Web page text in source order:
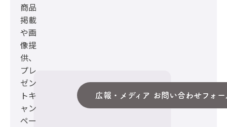
商品
掲載
や画
像提
供、
プレ
ゼン
トキ
ャン
ペー
広報・メディア お問い合わせフォー